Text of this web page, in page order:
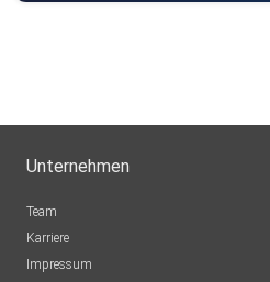
Unternehmen
Team
Karriere
Impressum